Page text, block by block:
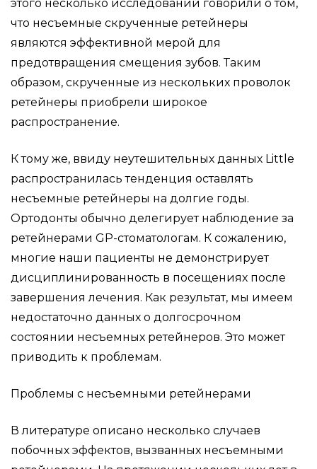
этого несколько исследований говорили о том,
что несъемные скрученные ретейнеры
являются эффективной мерой для
предотвращения смещения зубов. Таким
образом, скрученные из нескольких проволок
ретейнеры приобрели широкое
распространение.
К тому же, ввиду неутешительных данных Little
распространилась тенденция оставлять
несъемные ретейнеры на долгие годы.
Ортодонты обычно делегирует наблюдение за
ретейнерами GP-стоматологам. К сожалению,
многие наши пациенты не демонстрирует
дисциплинированность в посещениях после
завершения лечения. Как результат, мы имеем
недостаточно данных о долгосрочном
состоянии несъемных ретейнеров. Это может
приводить к проблемам.
Проблемы с несъемными ретейнерами
В литературе описано несколько случаев
побочных эффектов, вызванных несъемными